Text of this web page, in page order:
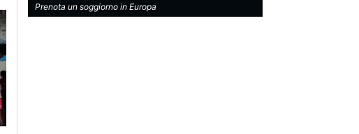
Prenota un soggiorno in Europa